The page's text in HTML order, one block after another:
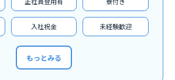
入社祝金 未経験歓迎
もっとみる